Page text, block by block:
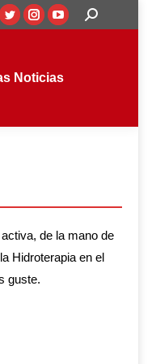
Twitter
window
Instagram
window
YouTube
window
Buscar:
Noticias
de la mano de
Hidroterapia en el
guste.